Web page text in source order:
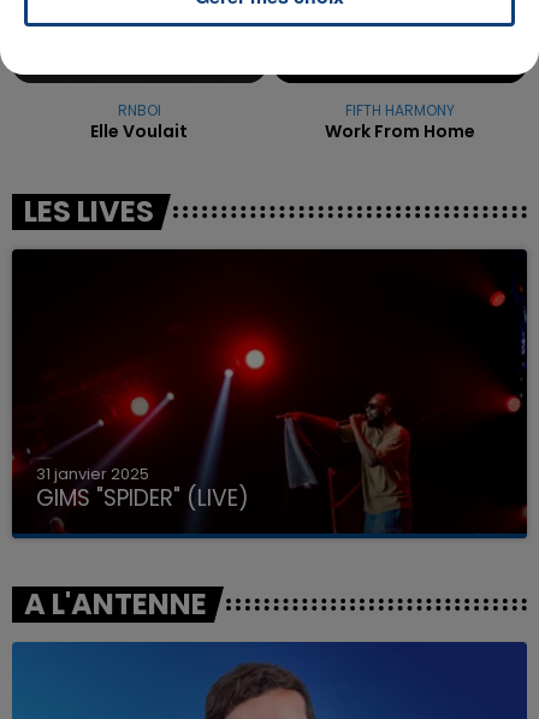
RNBOI
Elle Voulait
FIFTH HARMONY
Work From Home
LES LIVES
31 janvier 2025
GIMS "SPIDER" (LIVE)
A L'ANTENNE